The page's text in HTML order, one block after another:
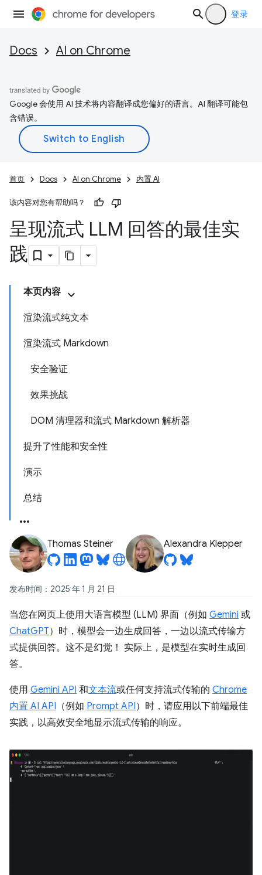
登录
Docs AI on Chrome
Google 会使用 AI 技术将内容翻译成您偏好的语言。AI 翻译可能包
含错误。
首页 Docs AI on Chrome 内置 AI
该内容对您有帮助吗？
呈现流式 LLM 回答的最佳实
践
本页内容
渲染流式纯文本
渲染流式 Markdown
安全验证
效果挑战
DOM 清理器和流式 Markdown 解析器
提升了性能和安全性
演示
总结
Thomas Steiner Alexandra Klepper
发布时间：2025 年 1 月 21 日
当您在网页上使用大语言模型 (LLM) 界面（例如 Gemini 或
ChatGPT）时，模型会一边生成回答，一边以流式传输方
式提供回答。这不是幻觉！ 实际上，是模型在实时生成回
答。
使用 Gemini API 和文本流或任何支持流式传输的 Chrome
内置 AI API （例如 Prompt API）时，请应用以下前端最佳
实践，以高效安全地显示流式传输的响应。